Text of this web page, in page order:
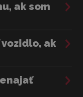
ak som
ak